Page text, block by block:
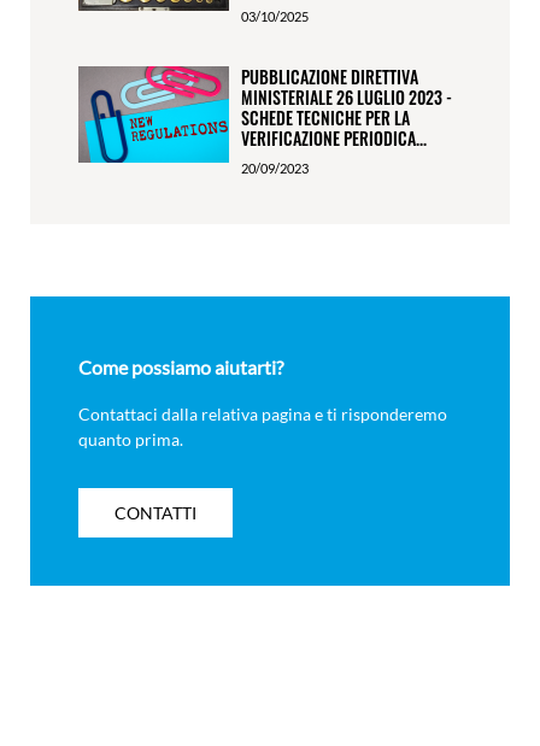
03/10/2025
PUBBLICAZIONE DIRETTIVA
MINISTERIALE 26 LUGLIO 2023 -
SCHEDE TECNICHE PER LA
VERIFICAZIONE PERIODICA...
20/09/2023
Come possiamo aiutarti?
Contattaci dalla relativa pagina e ti risponderemo
quanto prima.
CONTATTI